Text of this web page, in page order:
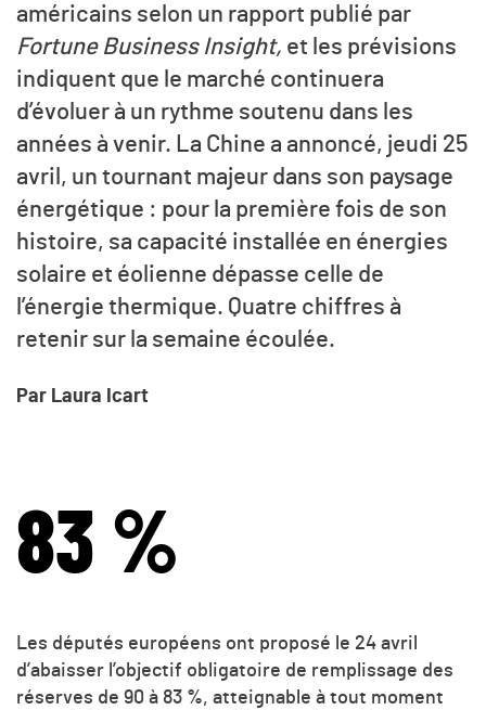
américains selon un rapport publié par
Fortune Business Insight, et les prévisions
indiquent que le marché continuera
d’évoluer à un rythme soutenu dans les
années à venir. La Chine a annoncé, jeudi 25
avril, un tournant majeur dans son paysage
énergétique : pour la première fois de son
histoire, sa capacité installée en énergies
solaire et éolienne dépasse celle de
l’énergie thermique. Quatre chiffres à
retenir sur la semaine écoulée.
Par Laura Icart
83 %
Les députés européens ont proposé le 24 avril
d’abaisser l’objectif obligatoire de remplissage des
réserves de 90 à 83 %, atteignable à tout moment